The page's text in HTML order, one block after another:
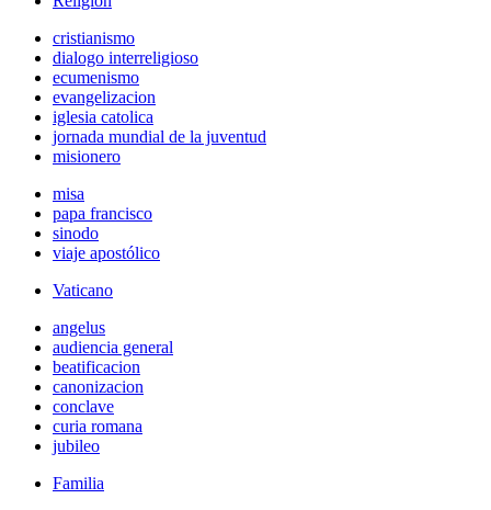
cristianismo
dialogo interreligioso
ecumenismo
evangelizacion
iglesia catolica
jornada mundial de la juventud
misionero
misa
papa francisco
sinodo
viaje apostólico
Vaticano
angelus
audiencia general
beatificacion
canonizacion
conclave
curia romana
jubileo
Familia